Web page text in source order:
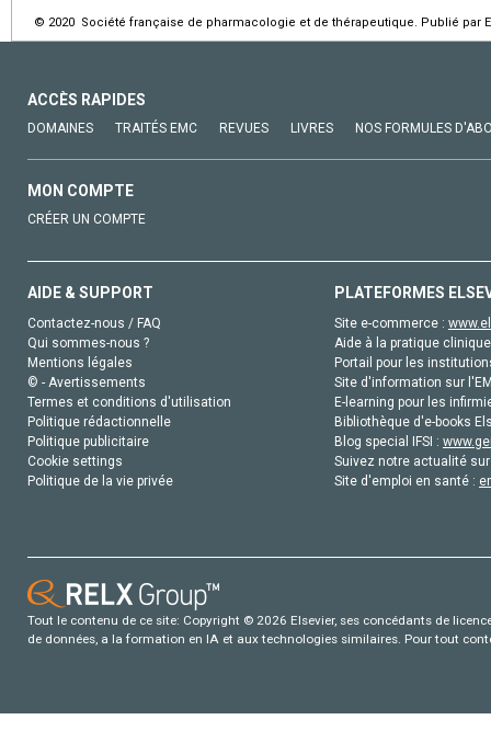
© 2020 Société française de pharmacologie et de thérapeutique. Publié par
ACCÈS RAPIDES
DOMAINES TRAITÉS EMC REVUES LIVRES NOS FORMULES
MON COMPTE
CRÉER UN COMPTE
AIDE & SUPPORT
Contactez-nous / FAQ
Qui sommes-nous ?
Mentions légales
© - Avertissements
Termes et conditions d'utilisation
Politique rédactionnelle
Politique publicitaire
Cookie settings
Politique de la vie privée
PLATEFORMES
Site e-commerce :
Aide à la pratique
Portail pour les
Site d'information sur
E-learning pour les
Bibliothèque d'e-books
Blog special IFSI :
Suivez notre actualité
Site d'emploi en santé :
Tout le contenu de ce site: Copyright © 2026 Elsevier, ses concédants de
de données, a la formation en IA et aux technologies similaires. Pour tout